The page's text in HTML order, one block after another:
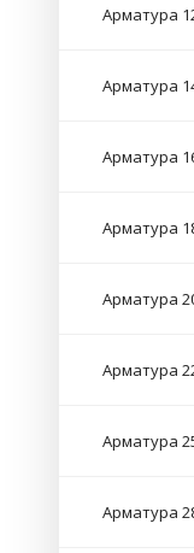
Арматура
Арматура
Арматура
Арматура
Арматура
Арматура
Арматура
Арматура